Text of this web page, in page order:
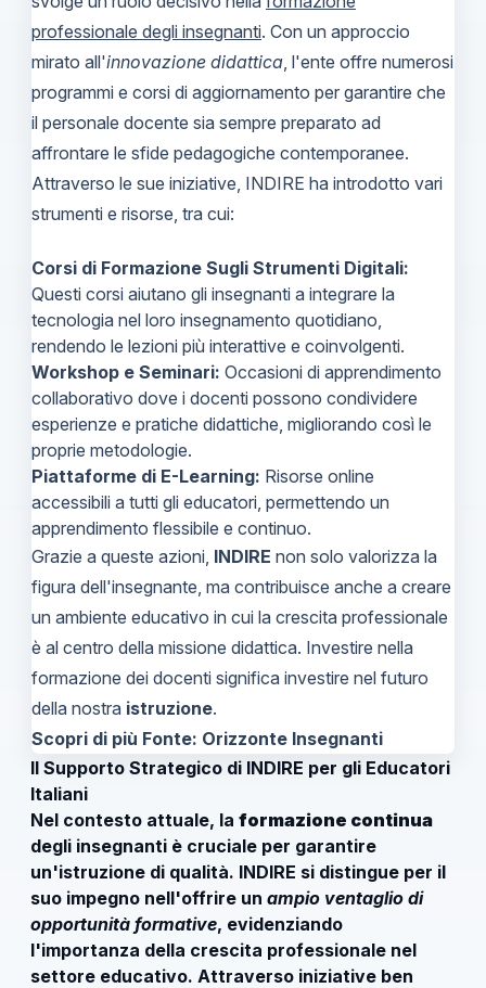
professionale degli insegnanti. Con un approccio
mirato all'innovazione didattica , l'ente offre numerosi
programmi e corsi di aggiornamento per garantire che
il personale docente sia sempre preparato ad
affrontare le sfide pedagogiche contemporanee.
Attraverso le sue iniziative, INDIRE ha introdotto vari
strumenti e risorse, tra cui:
Corsi di Formazione Sugli Strumenti Digitali:
Questi corsi aiutano gli insegnanti a integrare la
tecnologia nel loro insegnamento quotidiano,
rendendo le lezioni più interattive e coinvolgenti.
Workshop e Seminari: Occasioni di apprendimento
collaborativo dove i docenti possono condividere
esperienze e pratiche didattiche, migliorando così le
proprie metodologie.
Piattaforme di E-Learning: Risorse online
accessibili a tutti gli educatori, permettendo un
apprendimento flessibile e continuo.
Grazie a queste azioni, INDIRE non solo valorizza la
figura dell'insegnante, ma contribuisce anche a creare
un ambiente educativo in cui la crescita professionale
è al centro della missione didattica. Investire nella
formazione dei docenti significa investire nel futuro
della nostra istruzione.
Scopri di più Fonte: Orizzonte Insegnanti
Il Supporto Strategico di INDIRE per gli Educatori
Italiani
Nel contesto attuale, la formazione continua
degli insegnanti è cruciale per garantire
un'istruzione di qualità. INDIRE si distingue per il
suo impegno nell'offrire un ampio ventaglio di
opportunità formative, evidenziando
l'importanza della crescita professionale nel
settore educativo. Attraverso iniziative ben